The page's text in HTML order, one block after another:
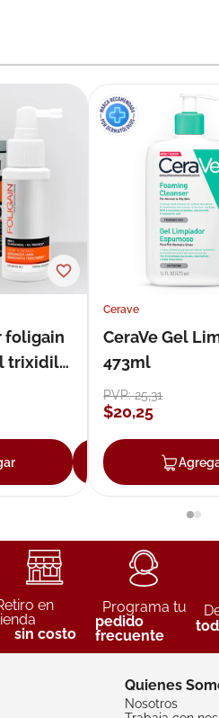
foligain
trixidil
Agregar
Cerave
CeraVe Gel
473ml
PVP:25,31
$20,25
en
sin costo
Programa tu
pedido
frecuente
Quienes
Nosotros